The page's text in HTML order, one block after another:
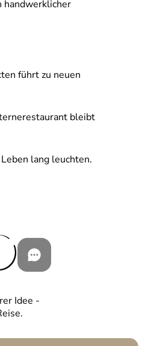
Idee -
handwerklicher
führt zu neuen
bleibt
lang leuchten.